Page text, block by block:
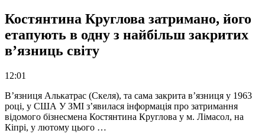
Костянтина Круглова затримано, його
етапують в одну з найбільш закритих
в’язниць світу
12:01
В’язниця Алькатрас (Скеля), та сама закрита в’язниця у 1963
році, у США У ЗМІ з’явилася інформація про затримання
відомого бізнесмена Костянтина Круглова у м. Лімасол, на
Кіпрі, у лютому цього …